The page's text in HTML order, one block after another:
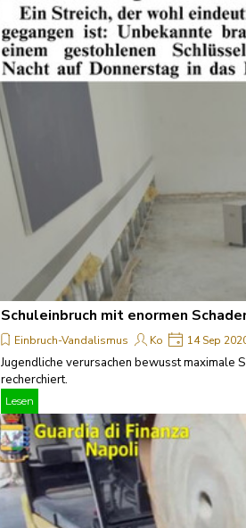
Schuleinbruch mit enormen
Einbruch-Vandalismus Ko 14 Sep
Jugendliche verursachen bewusst maximale
recherchiert.
Lesen